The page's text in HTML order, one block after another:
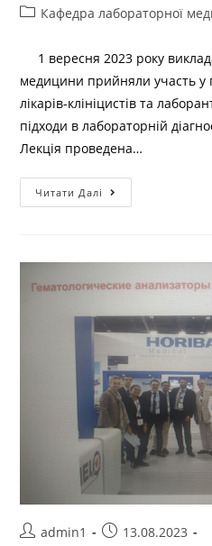
Кафедра лабораторної
1 вересня 2023 року
медицини прийняли участь у
лікарів-клініцистів та
підходи в лабораторній
Лекція проведена…
Читати Далі
admin1
13.08.2023